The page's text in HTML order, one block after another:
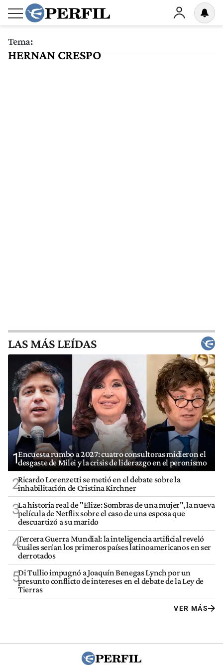
Tema:
HERNAN CRESPO
LAS MÁS LEÍDAS
1Encuesta rumbo a 2027: cuatro consultoras midieron el
desgaste de Milei y la crisis de liderazgo en el peronismo
2Ricardo Lorenzetti se metió en el debate sobre la
inhabilitación de Cristina Kirchner
3La historia real de "Elize: Sombras de una mujer", la nueva
película de Netflix sobre el caso de una esposa que
descuartizó a su marido
4Tercera Guerra Mundial: la inteligencia artificial reveló
cuáles serían los primeros países latinoamericanos en ser
derrotados
5Di Tullio impugnó a Joaquín Benegas Lynch por un
presunto conflicto de intereses en el debate de la Ley de
Tierras
VER MÁS